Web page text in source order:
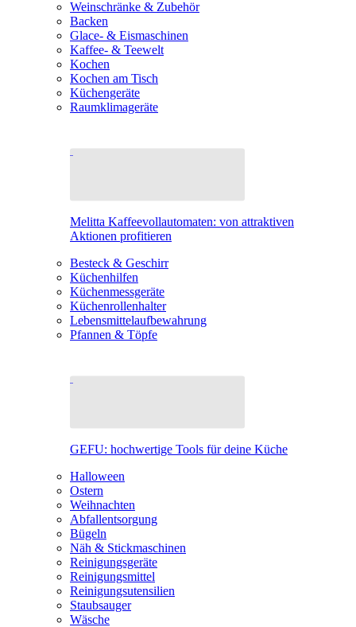
Weinschränke & Zubehör
Backen
Glace- & Eismaschinen
Kaffee- & Teewelt
Kochen
Kochen am Tisch
Küchengeräte
Raumklimageräte
Melitta Kaffeevollautomaten: von attraktiven
Aktionen profitieren
Besteck & Geschirr
Küchenhilfen
Küchenmessgeräte
Küchenrollenhalter
Lebensmittelaufbewahrung
Pfannen & Töpfe
GEFU: hochwertige Tools für deine Küche
Halloween
Ostern
Weihnachten
Abfallentsorgung
Bügeln
Näh & Stickmaschinen
Reinigungsgeräte
Reinigungsmittel
Reinigungsutensilien
Staubsauger
Wäsche